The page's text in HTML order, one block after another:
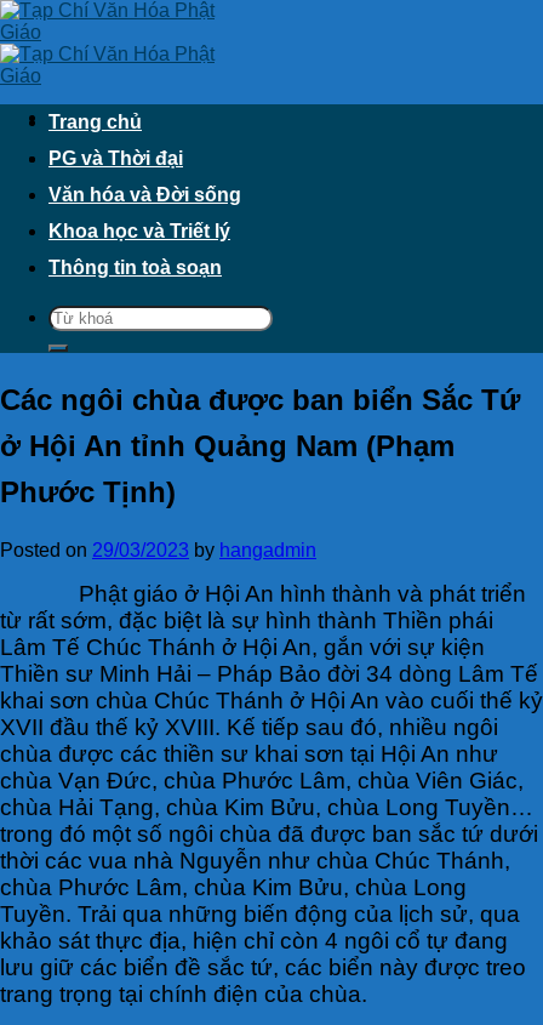
Skip
to
content
Trang chủ
PG và Thời đại
Văn hóa và Đời sống
Khoa học và Triết lý
Thông tin toà soạn
Các ngôi chùa được ban biển Sắc Tứ
ở Hội An tỉnh Quảng Nam (Phạm
Phước Tịnh)
Posted on 29/03/2023 by hangadmin
Phật giáo ở Hội An hình thành và phát triển
từ rất sớm, đặc biệt là sự hình thành Thiền phái
Lâm Tế Chúc Thánh ở Hội An, gắn với sự kiện
Thiền sư Minh Hải – Pháp Bảo đời 34 dòng Lâm Tế
khai sơn chùa Chúc Thánh ở Hội An vào cuối thế kỷ
XVII đầu thế kỷ XVIII. Kế tiếp sau đó, nhiều ngôi
chùa được các thiền sư khai sơn tại Hội An như
chùa Vạn Đức, chùa Phước Lâm, chùa Viên Giác,
chùa Hải Tạng, chùa Kim Bửu, chùa Long Tuyền…
trong đó một số ngôi chùa đã được ban sắc tứ dưới
thời các vua nhà Nguyễn như chùa Chúc Thánh,
chùa Phước Lâm, chùa Kim Bửu, chùa Long
Tuyền. Trải qua những biến động của lịch sử, qua
khảo sát thực địa, hiện chỉ còn 4 ngôi cổ tự đang
lưu giữ các biển đề sắc tứ, các biển này được treo
trang trọng tại chính điện của chùa.